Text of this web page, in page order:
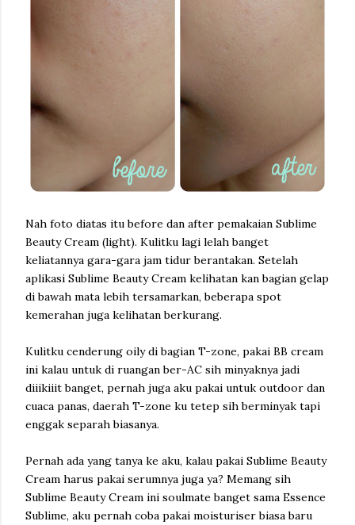
Nah foto diatas itu before dan after pemakaian Sublime
Beauty Cream (light). Kulitku lagi lelah banget
keliatannya gara-gara jam tidur berantakan. Setelah
aplikasi Sublime Beauty Cream kelihatan kan bagian gelap
di bawah mata lebih tersamarkan, beberapa spot
kemerahan juga kelihatan berkurang.
Kulitku cenderung oily di bagian T-zone, pakai BB cream
ini kalau untuk di ruangan ber-AC sih minyaknya jadi
diiikiiit banget, pernah juga aku pakai untuk outdoor dan
cuaca panas, daerah T-zone ku tetep sih berminyak tapi
enggak separah biasanya.
Pernah ada yang tanya ke aku, kalau pakai Sublime Beauty
Cream harus pakai serumnya juga ya? Memang sih
Sublime Beauty Cream ini soulmate banget sama Essence
Sublime, aku pernah coba pakai moisturiser biasa baru